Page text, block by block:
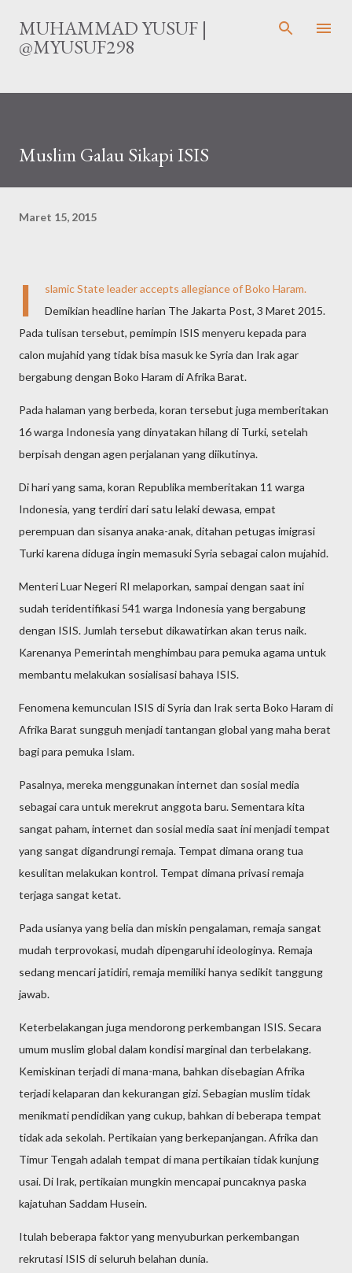
Langsung ke konten utama
MUHAMMAD YUSUF |
@MYUSUF298
Muslim Galau Sikapi ISIS
Maret 15, 2015
I
slamic State leader accepts allegiance of Boko Haram.
Demikian headline harian The Jakarta Post, 3 Maret 2015.
Pada tulisan tersebut, pemimpin ISIS menyeru kepada para
calon mujahid yang tidak bisa masuk ke Syria dan Irak agar
bergabung dengan Boko Haram di Afrika Barat.
Pada halaman yang berbeda, koran tersebut juga memberitakan
16 warga Indonesia yang dinyatakan hilang di Turki, setelah
berpisah dengan agen perjalanan yang diikutinya.
Di hari yang sama, koran Republika memberitakan 11 warga
Indonesia, yang terdiri dari satu lelaki dewasa, empat
perempuan dan sisanya anaka-anak, ditahan petugas imigrasi
Turki karena diduga ingin memasuki Syria sebagai calon mujahid.
Menteri Luar Negeri RI melaporkan, sampai dengan saat ini
sudah teridentifikasi 541 warga Indonesia yang bergabung
dengan ISIS. Jumlah tersebut dikawatirkan akan terus naik.
Karenanya Pemerintah menghimbau para pemuka agama untuk
membantu melakukan sosialisasi bahaya ISIS.
Fenomena kemunculan ISIS di Syria dan Irak serta Boko Haram di
Afrika Barat sungguh menjadi tantangan global yang maha berat
bagi para pemuka Islam.
Pasalnya, mereka menggunakan internet dan sosial media
sebagai cara untuk merekrut anggota baru. Sementara kita
sangat paham, internet dan sosial media saat ini menjadi tempat
yang sangat digandrungi remaja. Tempat dimana orang tua
kesulitan melakukan kontrol. Tempat dimana privasi remaja
terjaga sangat ketat.
Pada usianya yang belia dan miskin pengalaman, remaja sangat
mudah terprovokasi, mudah dipengaruhi ideologinya. Remaja
sedang mencari jatidiri, remaja memiliki hanya sedikit tanggung
jawab.
Keterbelakangan juga mendorong perkembangan ISIS. Secara
umum muslim global dalam kondisi marginal dan terbelakang.
Kemiskinan terjadi di mana-mana, bahkan disebagian Afrika
terjadi kelaparan dan kekurangan gizi. Sebagian muslim tidak
menikmati pendidikan yang cukup, bahkan di beberapa tempat
tidak ada sekolah. Pertikaian yang berkepanjangan. Afrika dan
Timur Tengah adalah tempat di mana pertikaian tidak kunjung
usai. Di Irak, pertikaian mungkin mencapai puncaknya paska
kajatuhan Saddam Husein.
Itulah beberapa faktor yang menyuburkan perkembangan
rekrutasi ISIS di seluruh belahan dunia.